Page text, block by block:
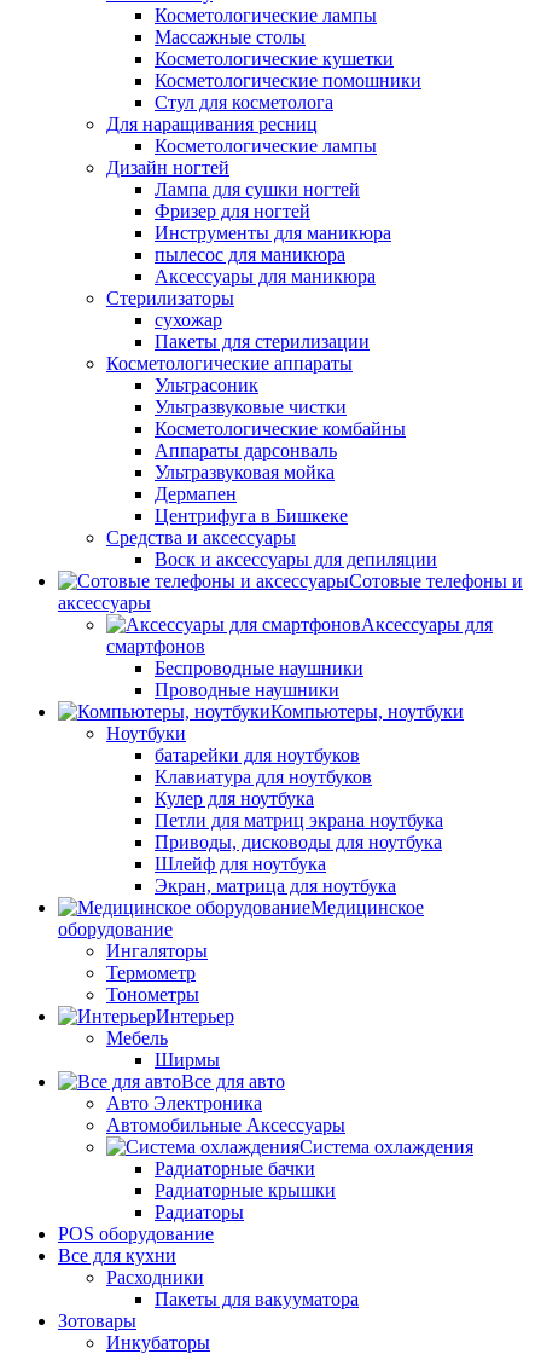
Косметологические лампы
Массажные столы
Косметологические кушетки
Косметологические помошники
Стул для косметолога
Для наращивания ресниц
Косметологические лампы
Дизайн ногтей
Лампа для сушки ногтей
Фризер для ногтей
Инструменты для маникюра
пылесос для маникюра
Аксессуары для маникюра
Стерилизаторы
сухожар
Пакеты для стерилизации
Косметологические аппараты
Ультрасоник
Ультразвуковые чистки
Косметологические комбайны
Аппараты дарсонваль
Ультразвуковая мойка
Дермапен
Центрифуга в Бишкеке
Средства и аксессуары
Воск и аксессуары для депиляции
Сотовые телефоны и
аксессуары
Аксессуары для
смартфонов
Беспроводные наушники
Проводные наушники
Компьютеры, ноутбуки
Ноутбуки
батарейки для ноутбуков
Клавиатура для ноутбуков
Кулер для ноутбука
Петли для матриц экрана ноутбука
Приводы, дисководы для ноутбука
Шлейф для ноутбука
Экран, матрица для ноутбука
Медицинское
оборудование
Ингаляторы
Термометр
Тонометры
Интерьер
Мебель
Ширмы
Все для авто
Авто Электроника
Автомобильные Аксессуары
Система охлаждения
Радиаторные бачки
Радиаторные крышки
Радиаторы
POS оборудование
Все для кухни
Расходники
Пакеты для вакууматора
Зотовары
Инкубаторы